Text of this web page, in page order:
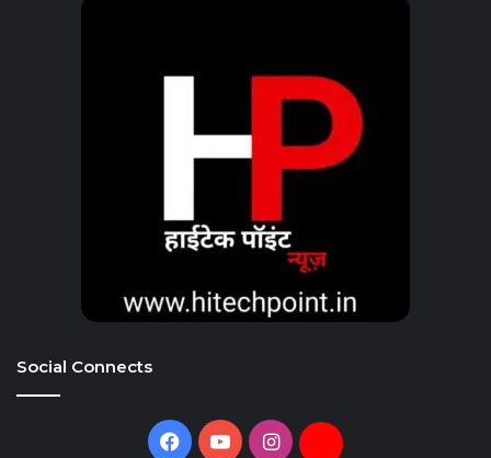
Social Connects
Facebook
YouTubeInstagramDaily